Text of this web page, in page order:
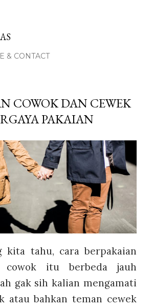
& CONTACT
COWOK DAN CEWEK
PAKAIAN
kita tahu, cara berpakaian
cowok itu berbeda jauh
gak sih kalian mengamati
atau bahkan teman cewek